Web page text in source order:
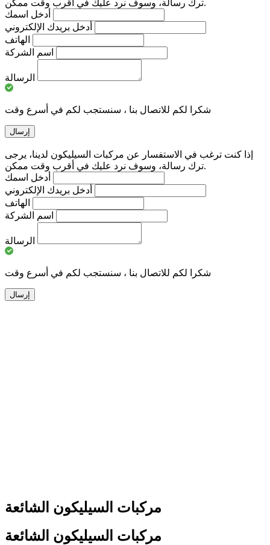
ترك رسالة، وسوف نرد عليك في أقرب وقت ممكن.
أدخل بريدك الإلكتروني
الهاتف
اسم الشركة
الرسالة
شكرا لكم للاتصال بنا ، سنستجب لكم في أسرع وقت
إرسال
إذا كنت ترغب في الاستفسار عن مركبات السيليكون لدينا، يرجى
ترك رسالة، وسوف نرد عليك في أقرب وقت ممكن.
أدخل اسمك
أدخل بريدك الإلكتروني
الهاتف
اسم الشركة
الرسالة
شكرا لكم للاتصال بنا ، سنستجب لكم في أسرع وقت
إرسال
مركبات السيليكون الشائعة
مركبات السيليكون الشائعة